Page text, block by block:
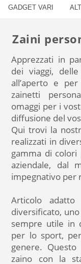
GADGET VARI
Zaini
Apprezzati in
dei viaggi,
all’aperto e
zainetti
omaggi per i
diffusione del
Qui trovi la
realizzati in
gamma di
aziendale, dal
impegnativo per
Articolo
diversificato, uno
sempre utile in
per lo sport,
genere.
zaino con la